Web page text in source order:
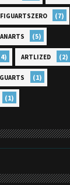
FIGUARTSZERO (7)
(5)
ARTLIZED (2)
(1)
(1)